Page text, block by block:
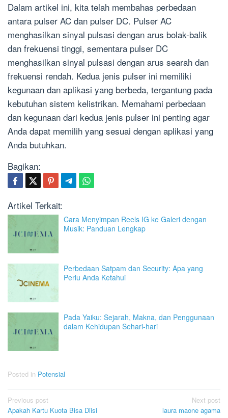
Dalam artikel ini, kita telah membahas perbedaan
antara pulser AC dan pulser DC. Pulser AC
menghasilkan sinyal pulsasi dengan arus bolak-balik
dan frekuensi tinggi, sementara pulser DC
menghasilkan sinyal pulsasi dengan arus searah dan
frekuensi rendah. Kedua jenis pulser ini memiliki
kegunaan dan aplikasi yang berbeda, tergantung pada
kebutuhan sistem kelistrikan. Memahami perbedaan
dan kegunaan dari kedua jenis pulser ini penting agar
Anda dapat memilih yang sesuai dengan aplikasi yang
Anda butuhkan.
Bagikan:
Artikel Terkait:
Cara Menyimpan Reels IG ke Galeri dengan
Musik: Panduan Lengkap
Perbedaan Satpam dan Security: Apa yang
Perlu Anda Ketahui
Pada Yaiku: Sejarah, Makna, dan Penggunaan
dalam Kehidupan Sehari-hari
Posted in Potensial
Post
Previous post
Apakah Kartu Kuota Bisa Diisi
Next post
laura maone agama